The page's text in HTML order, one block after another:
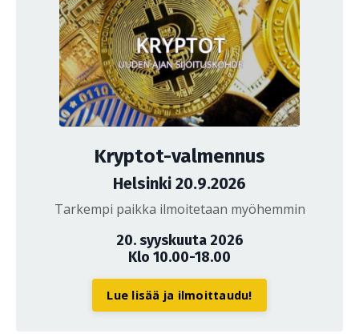
Kryptot-valmennus
Helsinki 20.9.2026
Tarkempi paikka ilmoitetaan myöhemmin
20. syyskuuta 2026
Klo 10.00-18.00
Lue lisää ja ilmoittaudu!